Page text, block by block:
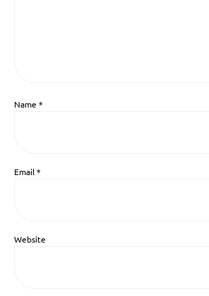
Name *
Email*
Website